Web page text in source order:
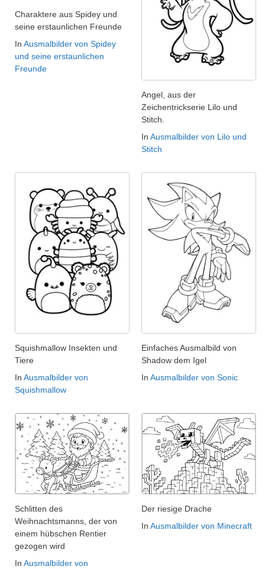
Charaktere aus Spidey und
seine erstaunlichen Freunde
In Ausmalbilder von Spidey
und seine erstaunlichen
Freunde
Angel, aus der
Zeichentrickserie Lilo und
Stitch.
In Ausmalbilder von Lilo und
Stitch
Squishmallow Insekten und
Tiere
In Ausmalbilder von
Squishmallow
Einfaches Ausmalbild von
Shadow dem Igel
In Ausmalbilder von Sonic
Schlitten des
Weihnachtsmanns, der von
einem hübschen Rentier
gezogen wird
In Ausmalbilder von
Der riesige Drache
In Ausmalbilder von Minecraft